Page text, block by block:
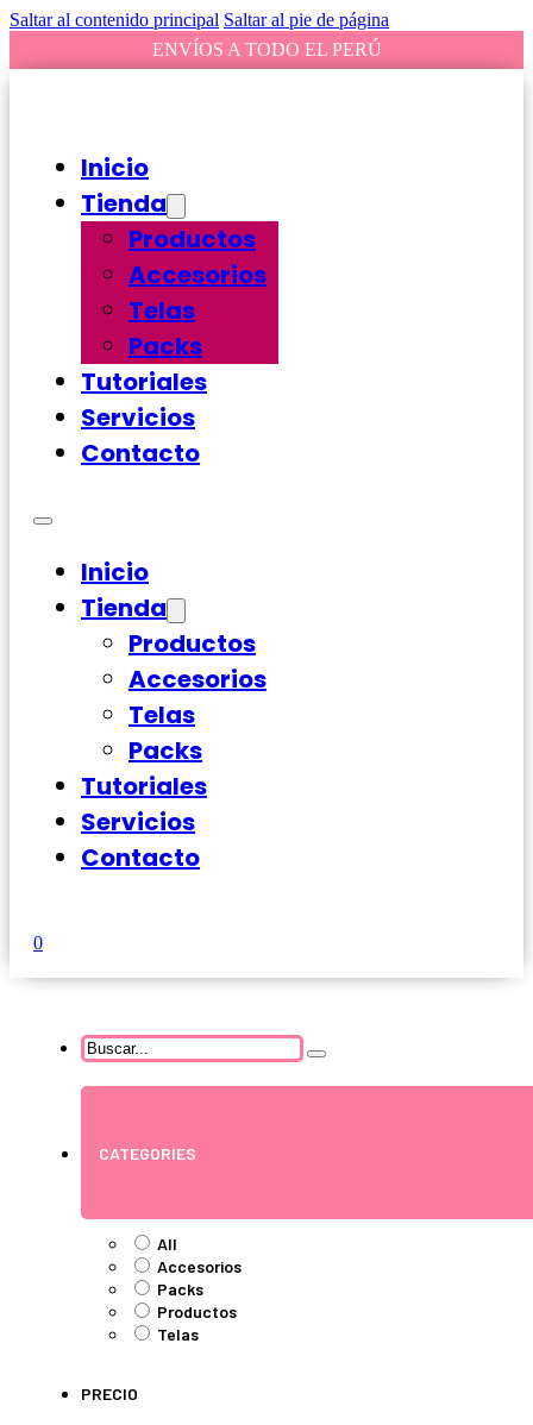
Saltar al contenido principal Saltar al pie de página
ENVÍOS A TODO EL PERÚ
Inicio
Tienda
Productos
Accesorios
Telas
Packs
Tutoriales
Servicios
Contacto
Inicio
Tienda
Productos
Accesorios
Telas
Packs
Tutoriales
Servicios
Contacto
0
Buscar...
CATEGORIES
All
Accesorios
Packs
Productos
Telas
PRECIO